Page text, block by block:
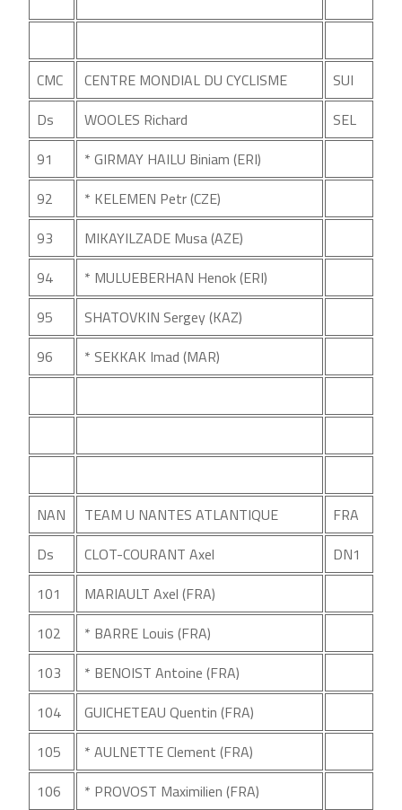
CMC CENTRE MONDIAL DU CYCLISME
SUI
Ds
WOOLES Richard
SEL
91
* GIRMAY HAILU Biniam (ERI)
92
* KELEMEN Petr (CZE)
93
MIKAYILZADE Musa (AZE)
94
* MULUEBERHAN Henok (ERI)
95
SHATOVKIN Sergey (KAZ)
96
* SEKKAK Imad (MAR)
NAN TEAM U NANTES ATLANTIQUE
FRA
Ds
CLOT-COURANT Axel
DN1
101
MARIAULT Axel (FRA)
102
* BARRE Louis (FRA)
103
* BENOIST Antoine (FRA)
104
GUICHETEAU Quentin (FRA)
105
* AULNETTE Clement (FRA)
106
* PROVOST Maximilien (FRA)